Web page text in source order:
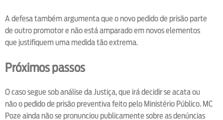
A defesa também argumenta que o novo pedido de prisão parte
de outro promotor e não está amparado em novos elementos
que justifiquem uma medida tão extrema.
Próximos passos
O caso segue sob análise da Justiça, que irá decidir se acata ou
não o pedido de prisão preventiva feito pelo Ministério Público. MC
Poze ainda não se pronunciou publicamente sobre as denúncias